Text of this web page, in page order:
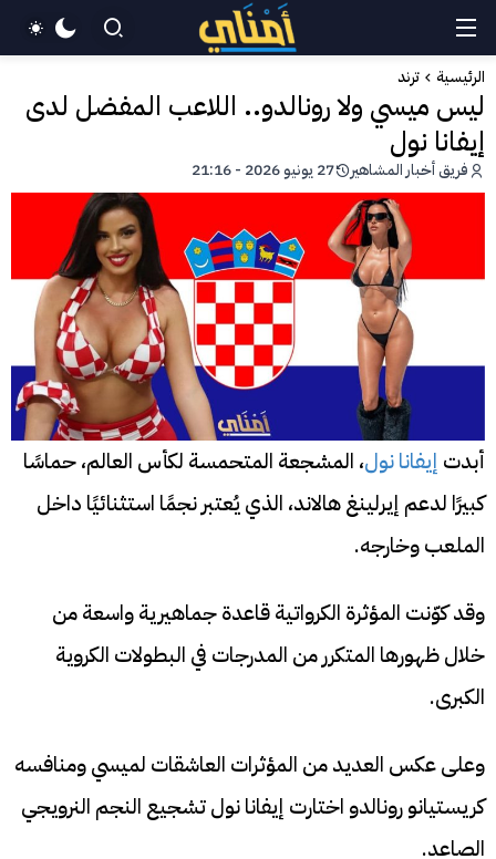
الرئيسية ترند
ليس ميسي ولا رونالدو.. اللاعب المفضل لدى
إيفانا نول
فريق أخبار المشاهير 27 يونيو 2026 - 21:16
أبدت إيفانا نول، المشجعة المتحمسة لكأس العالم، حماسًا
كبيرًا لدعم إيرلينغ هالاند، الذي يُعتبر نجمًا استثنائيًا داخل
الملعب وخارجه.
وقد كوّنت المؤثرة الكرواتية قاعدة جماهيرية واسعة من
خلال ظهورها المتكرر من المدرجات في البطولات الكروية
الكبرى.
وعلى عكس العديد من المؤثرات العاشقات لميسي ومنافسه
كريستيانو رونالدو اختارت إيفانا نول تشجيع النجم النرويجي
الصاعد.